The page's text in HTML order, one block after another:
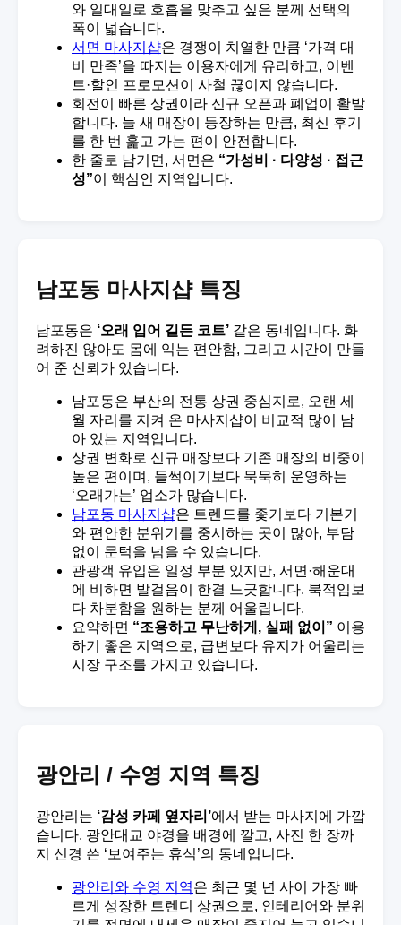
와 일대일로 호흡을 맞추고 싶은 분께 선택의
폭이 넓습니다.
서면 마사지샵은 경쟁이 치열한 만큼 ‘가격 대
비 만족’을 따지는 이용자에게 유리하고, 이벤
트·할인 프로모션이 사철 끊이지 않습니다.
회전이 빠른 상권이라 신규 오픈과 폐업이 활발
합니다. 늘 새 매장이 등장하는 만큼, 최신 후기
를 한 번 훑고 가는 편이 안전합니다.
한 줄로 남기면, 서면은 “가성비 · 다양성 · 접근
성”이 핵심인 지역입니다.
남포동 마사지샵 특징
남포동은 ‘오래 입어 길든 코트’ 같은 동네입니다. 화
려하진 않아도 몸에 익는 편안함, 그리고 시간이 만들
어 준 신뢰가 있습니다.
남포동은 부산의 전통 상권 중심지로, 오랜 세
월 자리를 지켜 온 마사지샵이 비교적 많이 남
아 있는 지역입니다.
상권 변화로 신규 매장보다 기존 매장의 비중이
높은 편이며, 들썩이기보다 묵묵히 운영하는
‘오래가는’ 업소가 많습니다.
남포동 마사지샵은 트렌드를 좇기보다 기본기
와 편안한 분위기를 중시하는 곳이 많아, 부담
없이 문턱을 넘을 수 있습니다.
관광객 유입은 일정 부분 있지만, 서면·해운대
에 비하면 발걸음이 한결 느긋합니다. 북적임보
다 차분함을 원하는 분께 어울립니다.
요약하면 “조용하고 무난하게, 실패 없이” 이용
하기 좋은 지역으로, 급변보다 유지가 어울리는
시장 구조를 가지고 있습니다.
광안리 / 수영 지역 특징
광안리는 ‘감성 카페 옆자리’에서 받는 마사지에 가깝
습니다. 광안대교 야경을 배경에 깔고, 사진 한 장까
지 신경 쓴 ‘보여주는 휴식’의 동네입니다.
광안리와 수영 지역은 최근 몇 년 사이 가장 빠
르게 성장한 트렌디 상권으로, 인테리어와 분위